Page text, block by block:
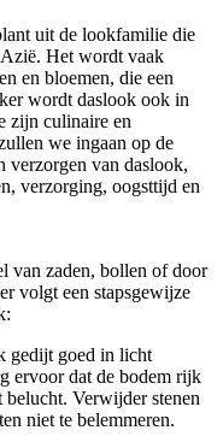
uit de lookfamilie die
Het wordt vaak
en bloemen, die een
wordt daslook ook in
zijn culinaire en
we ingaan op de
verzorgen van daslook,
verzorging, oogsttijd en
van zaden, bollen of door
volgt een stapsgewijze
gedijt goed in licht
ervoor dat de bodem rijk
belucht. Verwijder stenen
niet te belemmeren.